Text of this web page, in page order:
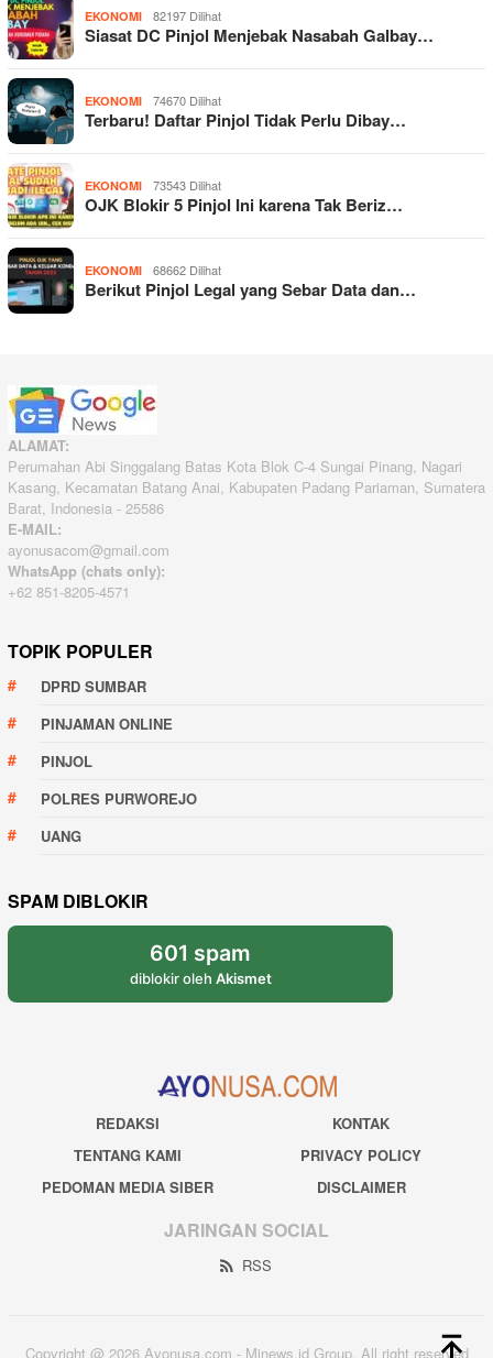
EKONOMI 82197 Dilihat
Siasat DC Pinjol Menjebak Nasabah Galbay…
EKONOMI 74670 Dilihat
Terbaru! Daftar Pinjol Tidak Perlu Dibay…
EKONOMI 73543 Dilihat
OJK Blokir 5 Pinjol Ini karena Tak Beriz…
EKONOMI 68662 Dilihat
Berikut Pinjol Legal yang Sebar Data dan…
ALAMAT:
Perumahan Abi Singgalang Batas Kota Blok C-4 Sungai Pinang, Nagari
Kasang, Kecamatan Batang Anai, Kabupaten Padang Pariaman, Sumatera
Barat, Indonesia - 25586
E-MAIL:
ayonusacom@gmail.com
WhatsApp (chats only):
+62 851-8205-4571
TOPIK POPULER
DPRD SUMBAR
PINJAMAN ONLINE
PINJOL
POLRES PURWOREJO
UANG
SPAM DIBLOKIR
601 spam
diblokir oleh Akismet
REDAKSI
KONTAK
TENTANG KAMI
PRIVACY POLICY
PEDOMAN MEDIA SIBER
DISCLAIMER
JARINGAN SOCIAL
RSS
Copyright @ 2026 Ayonusa.com - Mjnews.id Group. All right reserved